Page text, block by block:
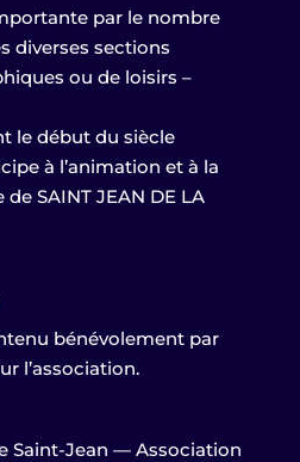
par le nombre
diverses sections
ou de loisirs –
le début du siècle
à l’animation et à la
SAINT JEAN DE LA
bénévolement par
l’association.
Saint-Jean — Association